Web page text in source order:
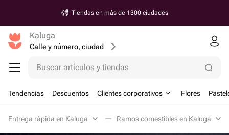
Tiendas en más de 1300 ciudades
Kaluga
Calle y número, ciudad
Buscar artículos y tiendas
Tendencias Descuentos Clientes corporativos Flores
Entrega rápida en Kaluga Ramos comestibles en Kaluga